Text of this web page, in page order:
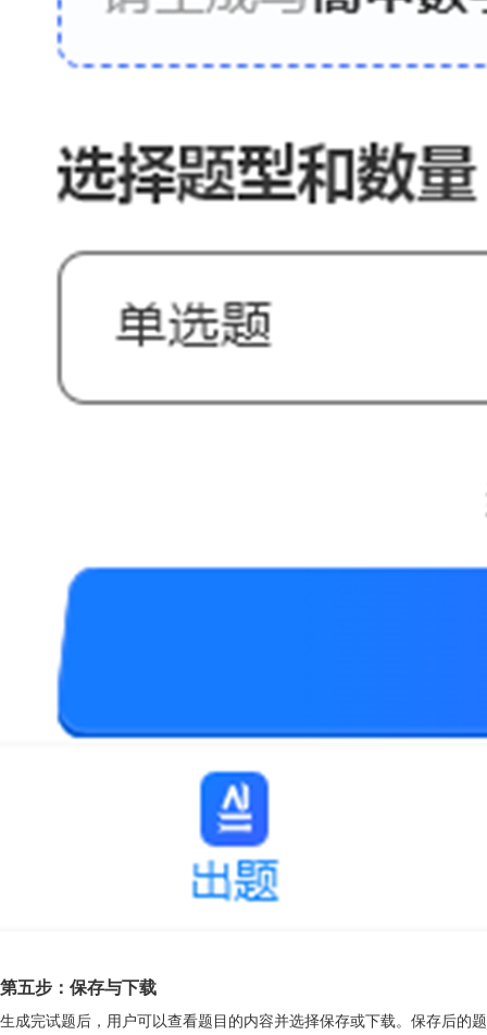
第五步：保存与下载
生成完试题后，用户可以查看题目的内容并选择保存或下载。保存后的题